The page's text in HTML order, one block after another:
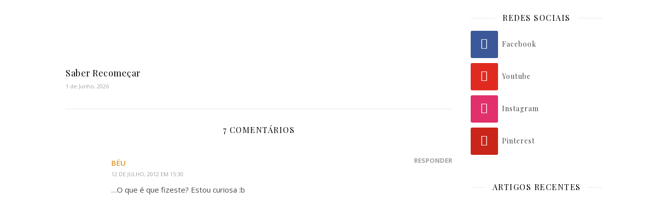
Saber Recomeçar
1 de Junho, 2026
7 COMENTÁRIOS
BÉU
12 DE JULHO, 2012 EM 15:30
RESPONDER
…O que é que fizeste? Estou curiosa :b
REDES SOCIAIS
Facebook
Youtube
Instagram
Pinterest
ARTIGOS RECENTES